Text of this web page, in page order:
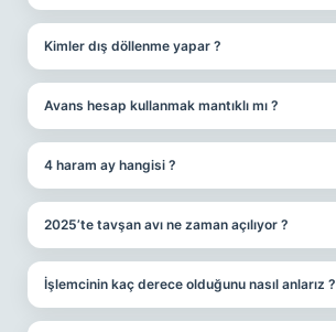
Kimler dış döllenme yapar ?
Avans hesap kullanmak mantıklı mı ?
4 haram ay hangisi ?
2025’te tavşan avı ne zaman açılıyor ?
İşlemcinin kaç derece olduğunu nasıl anlarız ?